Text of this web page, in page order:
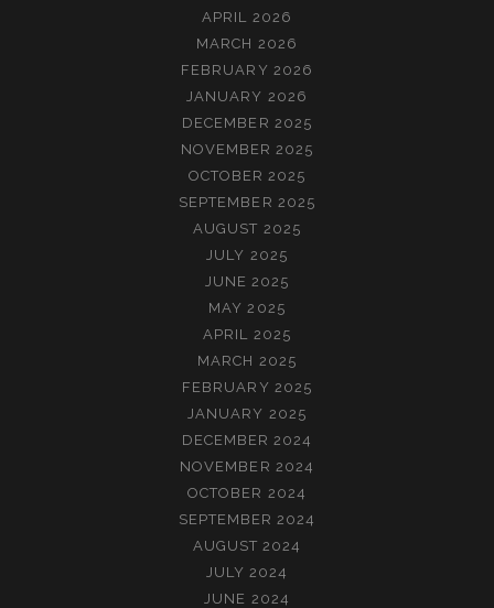
APRIL 2026
MARCH 2026
FEBRUARY 2026
JANUARY 2026
DECEMBER 2025
NOVEMBER 2025
OCTOBER 2025
SEPTEMBER 2025
AUGUST 2025
JULY 2025
JUNE 2025
MAY 2025
APRIL 2025
MARCH 2025
FEBRUARY 2025
JANUARY 2025
DECEMBER 2024
NOVEMBER 2024
OCTOBER 2024
SEPTEMBER 2024
AUGUST 2024
JULY 2024
JUNE 2024